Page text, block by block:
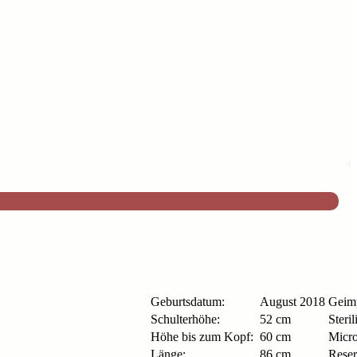
Geburtsdatum: August 2018
Schulterhöhe:
52 cm
Höhe bis zum Kopf: 60 cm